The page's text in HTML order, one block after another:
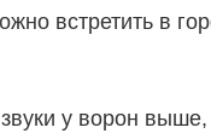
встретить в
у ворон